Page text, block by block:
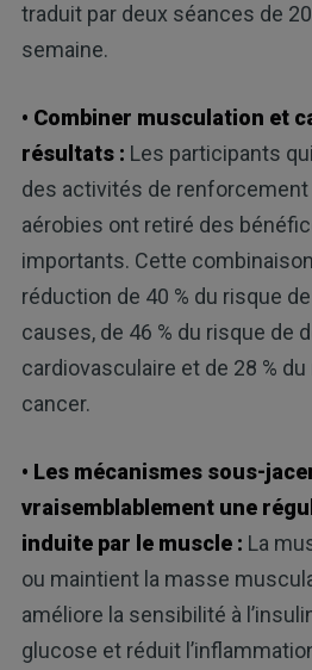
traduit par deux séances de
semaine.
• Combiner musculation et
résultats : Les participants
des activités de
aérobies ont retiré des
importants. Cette
réduction de 40 % du risque
causes, de 46 % du risque de
cardiovasculaire et de 28 %
cancer.
• Les mécanismes sous-
vraisemblablement une
induite par le muscle : La
ou maintient la masse
améliore la sensibilité à
glucose et réduit